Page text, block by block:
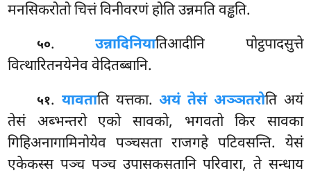
मनसिकरोतो चित्तं विनीवरणं होति उन्नमति वड्ढति.
५०.उन्नादिनियातिआदीनि पोट्ठपादसुत्ते
वित्थारितनयेनेव वेदितब्बानि.
५१. यावताति यत्तका.अयं तेसं अञ्ञतरोति अयं
तेसं अब्भन्तरो एको सावको, भगवतो किर सावका
गिहिअनागामिनोयेव पञ्चसता राजगहे पटिवसन्ति. येसं
एकेकस्स पञ्च पञ्च उपासकसतानि परिवारा, ते सन्धाय